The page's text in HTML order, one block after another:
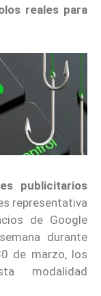
reales para
publicitarios
representativa
de Google
durante
de marzo, los
modalidad